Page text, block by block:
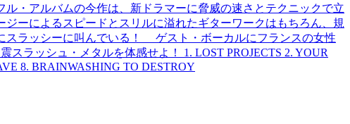
・アルバムの今作は、新ドラマーに脅威の速さとテクニックで立
ーによるスピードとスリルに溢れたギターワークはもちろん、規
スラッシーに叫んでいる！ ゲスト・ボーカルにフランスの女性
ラッシュ・メタルを体感せよ！ 1. LOST PROJECTS 2. YOUR
8. BRAINWASHING TO DESTROY